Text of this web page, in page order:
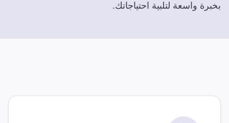
بخبرة واسعة لتلبية احتياجاتك.